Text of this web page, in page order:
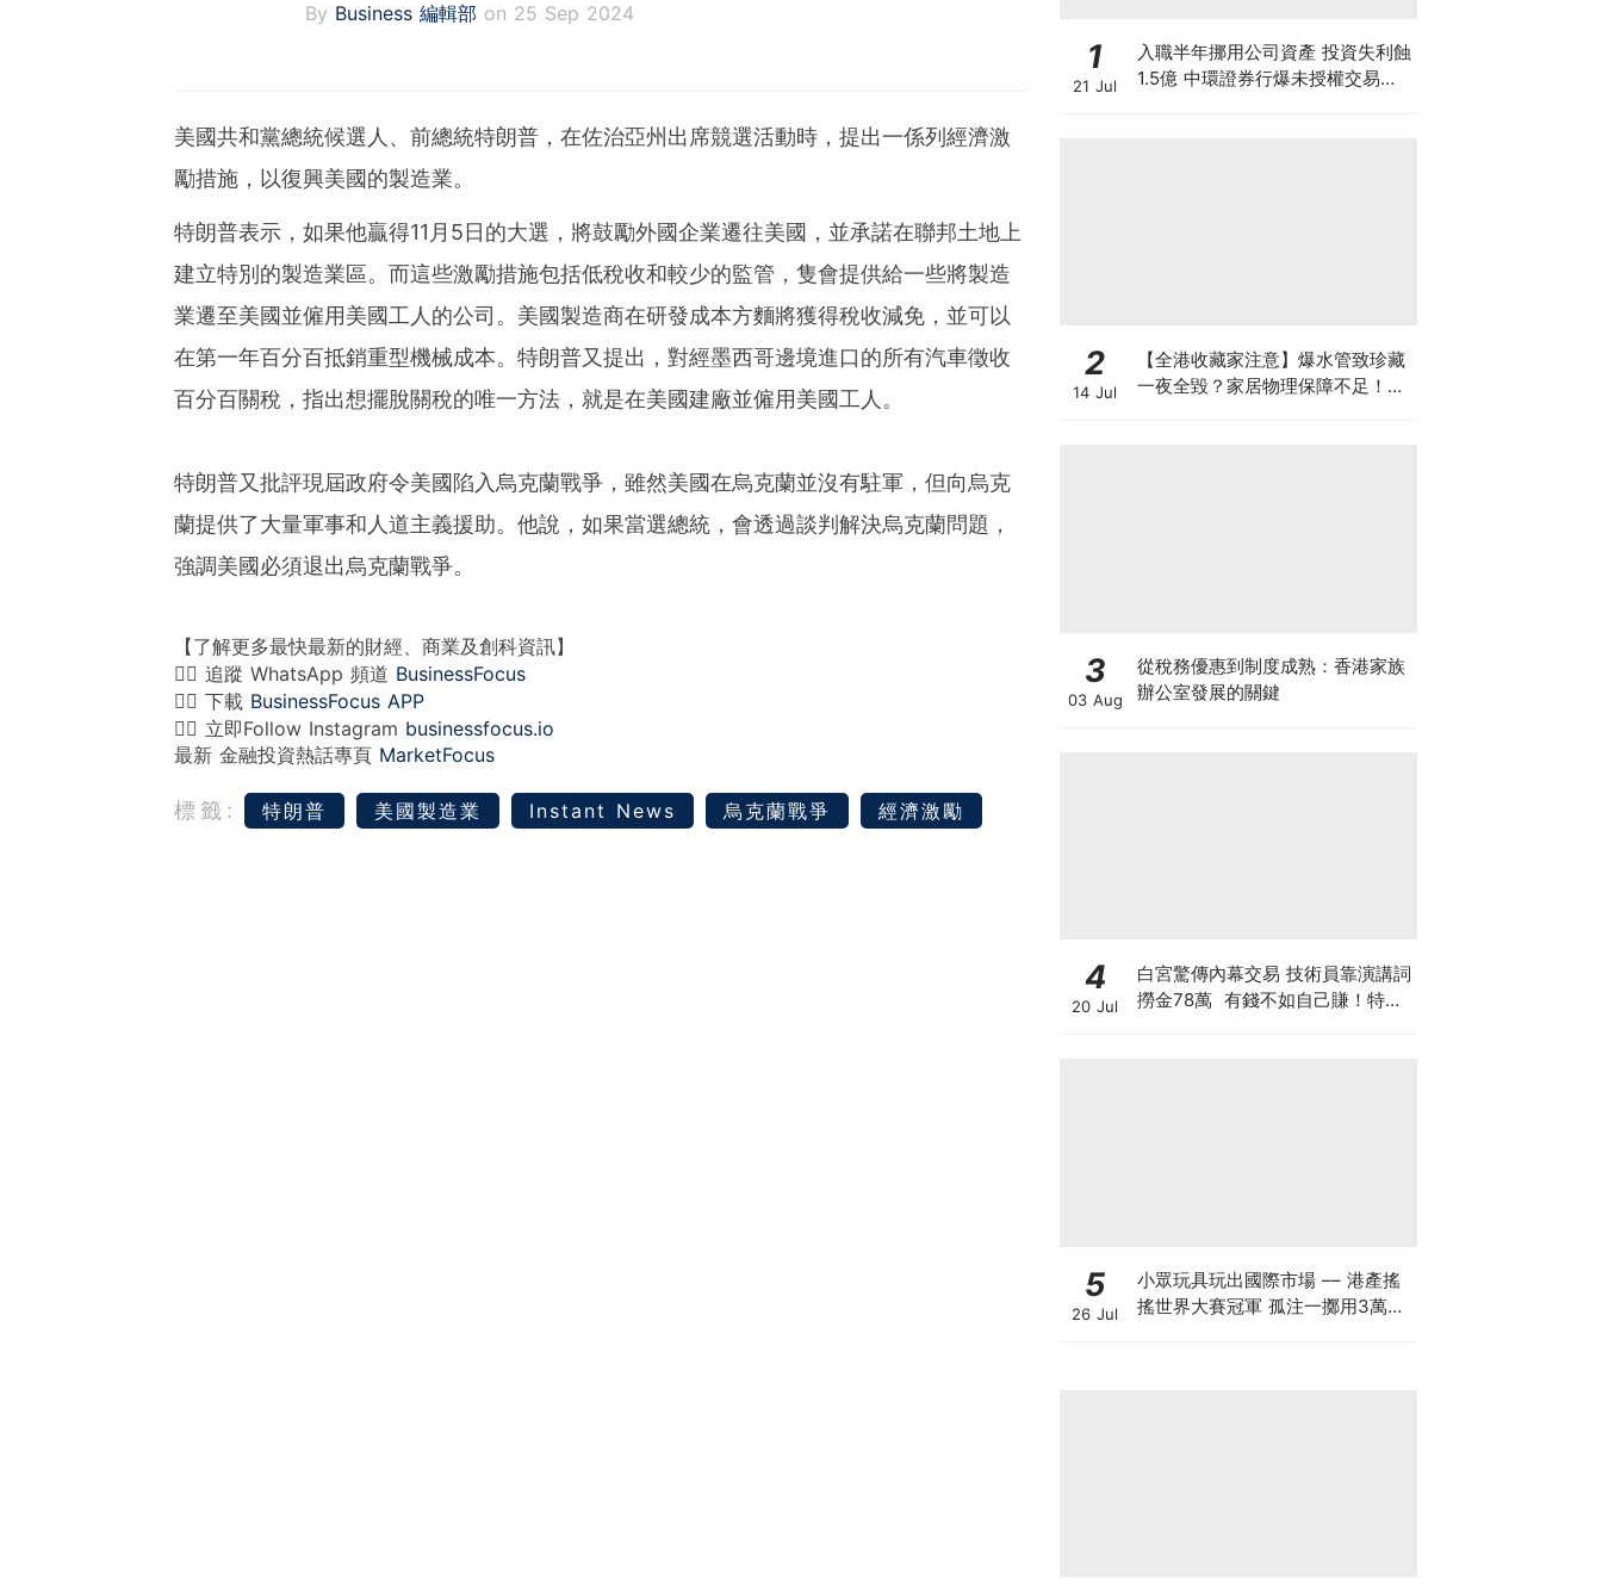
By Business 編輯部 on 25 Sep 2024
美國共和黨總統候選人、前總統特朗普，在佐治亞州出席競選活動時，提出一係列經濟激
勵措施，以復興美國的製造業。
特朗普表示，如果他贏得11月5日的大選，將鼓勵外國企業遷往美國，並承諾在聯邦土地上
建立特別的製造業區。而這些激勵措施包括低稅收和較少的監管，隻會提供給一些將製造
業遷至美國並僱用美國工人的公司。美國製造商在研發成本方麵將獲得稅收減免，並可以
在第一年百分百抵銷重型機械成本。特朗普又提出，對經墨西哥邊境進口的所有汽車徵收
百分百關稅，指出想擺脫關稅的唯一方法，就是在美國建廠並僱用美國工人。
特朗普又批評現屆政府令美國陷入烏克蘭戰爭，雖然美國在烏克蘭並沒有駐軍，但向烏克
蘭提供了大量軍事和人道主義援助。他說，如果當選總統，會透過談判解決烏克蘭問題，
強調美國必須退出烏克蘭戰爭。
【了解更多最快最新的財經、商業及創科資訊】
👉🏻 追蹤 WhatsApp 頻道 BusinessFocus
👉🏻 下載 BusinessFocus APP
👉🏻 立即Follow Instagram businessfocus.io
最新 金融投資熱話專頁 MarketFocus
標籤: 特朗普 美國製造業 Instant News 烏克蘭戰爭 經濟激勵
1
21 Jul
入職半年挪用公司資產 投資失利蝕
1.5億 中環證券行爆未授權交易風
2
14 Jul
【全港收藏家注意】爆水管致珍藏
一夜全毀？家居物理保障不足！如
3
03 Aug
從稅務優惠到制度成熟：香港家族
辦公室發展的關鍵
4
20 Jul
白宮驚傳內幕交易 技術員靠演講詞
撈金78萬 有錢不如自己賺！特朗
5
26 Jul
小眾玩具玩出國際市場 –– 港產搖
搖世界大賽冠軍 孤注一擲用3萬創